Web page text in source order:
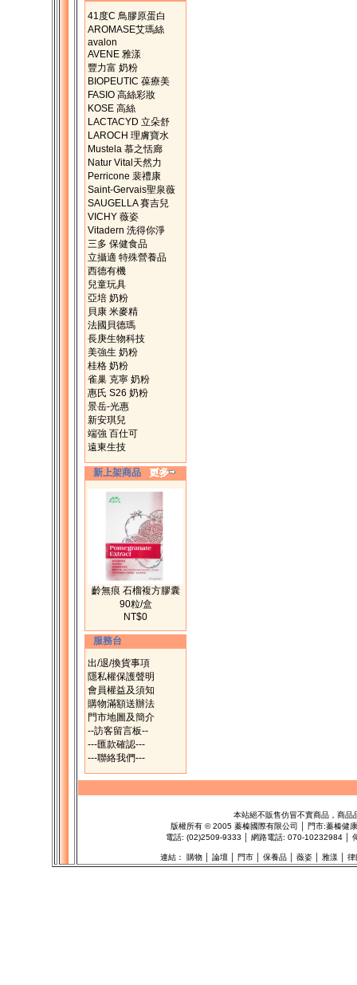
41度C 鳥膠原蛋白
AROMASE艾瑪絲
avalon
AVENE 雅漾
豐力富 奶粉
BIOPEUTIC 葆療美
FASIO 高絲彩妝
KOSE 高絲
LACTACYD 立朵舒
LAROCH 理膚寶水
Mustela 慕之恬廊
Natur Vital天然力
Perricone 裴禮康
Saint-Gervais聖泉薇
SAUGELLA 賽吉兒
VICHY 薇姿
Vitadern 洗得你淨
三多 保健食品
立攝適 特殊營養品
西德有機
兒童玩具
亞培 奶粉
貝康 米麥精
法國貝德瑪
長庚生物科技
美強生 奶粉
桂格 奶粉
雀巢 克寧 奶粉
惠氏 S26 奶粉
景岳-光惠
新安琪兒
端強 百仕可
遠東生技
新上架商品
齡無痕 石榴複方膠囊
90粒/盒
NT$0
服務台
出/退/換貨事項
隱私權保護聲明
會員權益及須知
購物滿額送辦法
門市地圖及簡介
--訪客留言板--
---匯款確認---
---聯絡我們---
本站絕不販售仿冒不實商品，商品
版權所有 ©2005 蓁榛國際有限公司 │ 門市:蓁榛健
電話: (02)2509-9333 │ 網路電話: 070-10232984 │
連結： 購物│ 論壇│ 門市│ 保養品│ 薇姿│ 雅漾 律